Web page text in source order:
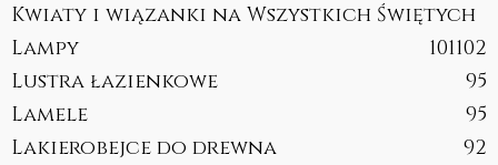
Kwiaty i wiązanki na Wszystkich Świętych
102
Lampy
101
Lustra łazienkowe
95
Lamele
95
Lakierobejce do drewna
92